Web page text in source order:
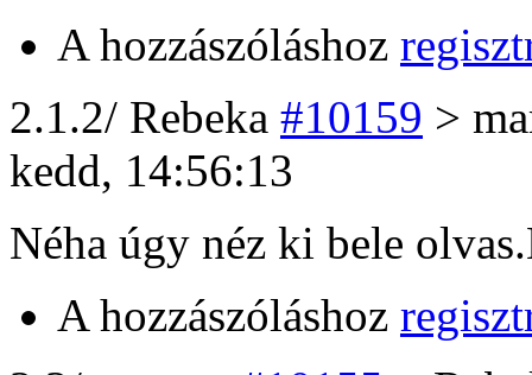
A hozzászóláshoz
2.1.2/ Rebeka #10159 >
kedd, 14:56:13
Néha úgy néz ki bele
A hozzászóláshoz